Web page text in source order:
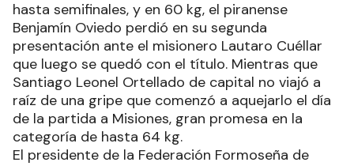
hasta semifinales, y en 60 kg, el piranense
Benjamín Oviedo perdió en su segunda
presentación ante el misionero Lautaro Cuéllar
que luego se quedó con el título. Mientras que
Santiago Leonel Ortellado de capital no viajó a
raíz de una gripe que comenzó a aquejarlo el día
de la partida a Misiones, gran promesa en la
categoría de hasta 64 kg.
El presidente de la Federación Formoseña de